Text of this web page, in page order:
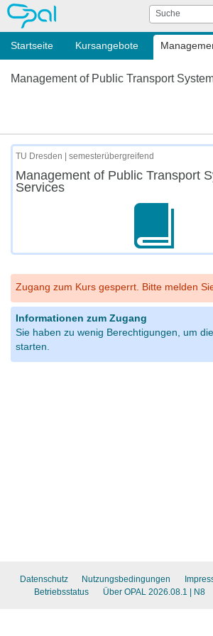
OPAL Suche
Startseite Kursangebote
Management of Public Transport
TU Dresden | semesterübergreifend
Management of Public Transport
Services
Zugang zum Kurs gesperrt. Bitte melden
Informationen zum Zugang
Sie haben zu wenig Berechtigungen, um
starten.
Datenschutz Nutzungsbedingungen
Betriebsstatus
Über OPAL 2026.08.1 | N8